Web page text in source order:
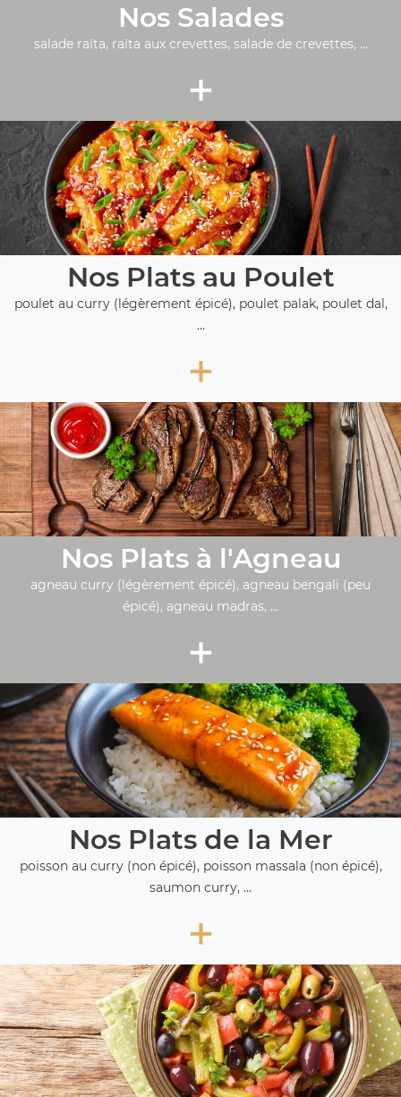
Nos Salades
salade raïta, raïta aux crevettes, salade de crevettes, ...
+
Nos Plats au Poulet
poulet au curry (légèrement épicé), poulet palak, poulet dal,
...
+
Nos Plats à l'Agneau
agneau curry (légèrement épicé), agneau bengali (peu
épicé), agneau madras, ...
+
Nos Plats de la Mer
poisson au curry (non épicé), poisson massala (non épicé),
saumon curry, ...
+